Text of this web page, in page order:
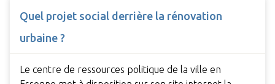
Quel projet social derrière la rénovation
urbaine ?
Le centre de ressources politique de la ville en